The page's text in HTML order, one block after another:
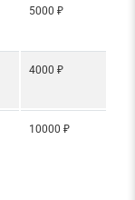
5000 ₽
4000 ₽
10000 ₽